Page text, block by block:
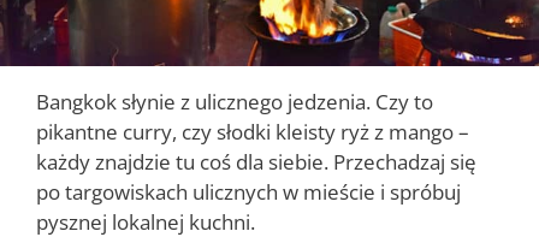
Bangkok słynie z ulicznego jedzenia. Czy to
pikantne curry, czy słodki kleisty ryż z mango –
każdy znajdzie tu coś dla siebie. Przechadzaj się
po targowiskach ulicznych w mieście i spróbuj
pysznej lokalnej kuchni.